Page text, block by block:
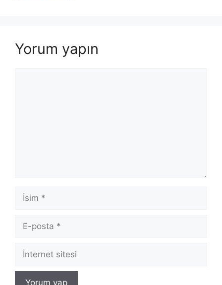
Yorum yapın
İsim
posta
İnternet
sitesi